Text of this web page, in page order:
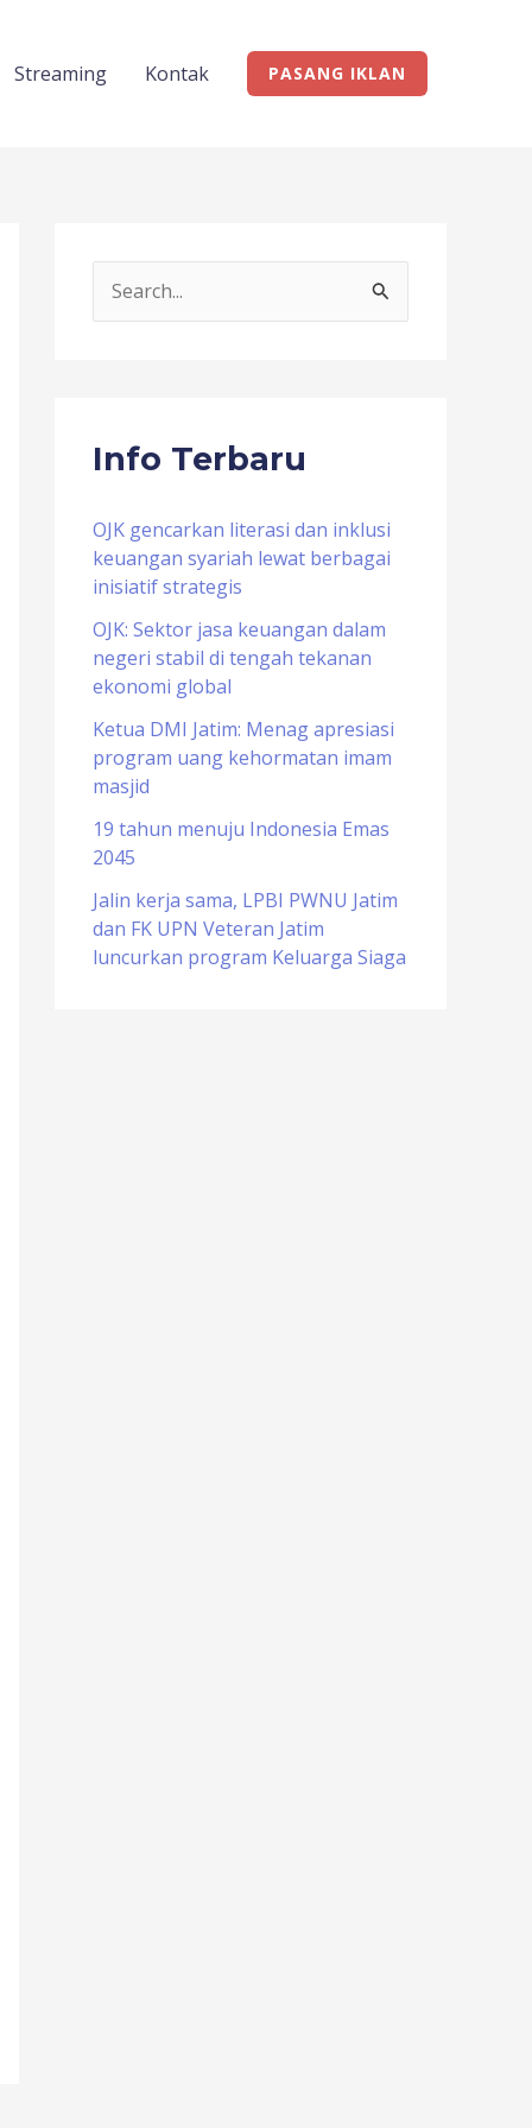
Streaming Kontak PASANG IKLAN
c
f
o
r
:
Info Terbaru
OJK gencarkan literasi dan inklusi
keuangan syariah lewat berbagai
inisiatif strategis
OJK: Sektor jasa keuangan dalam
negeri stabil di tengah tekanan
ekonomi global
Ketua DMI Jatim: Menag apresiasi
program uang kehormatan imam
masjid
19 tahun menuju Indonesia Emas
2045
Jalin kerja sama, LPBI PWNU Jatim
dan FK UPN Veteran Jatim
luncurkan program Keluarga Siaga